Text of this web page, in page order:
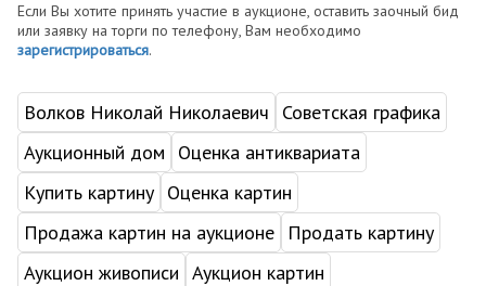
Если Вы хотите принять участие в аукционе, оставить заочный бид
или заявку на торги по телефону, Вам необходимо
зарегистрироваться.
Волков Николай Николаевич
Советская графика
Аукционный дом
Оценка антиквариата
Купить картину Оценка картин
Продажа картин на аукционе
Продать картину
Аукцион живописи Аукцион картин